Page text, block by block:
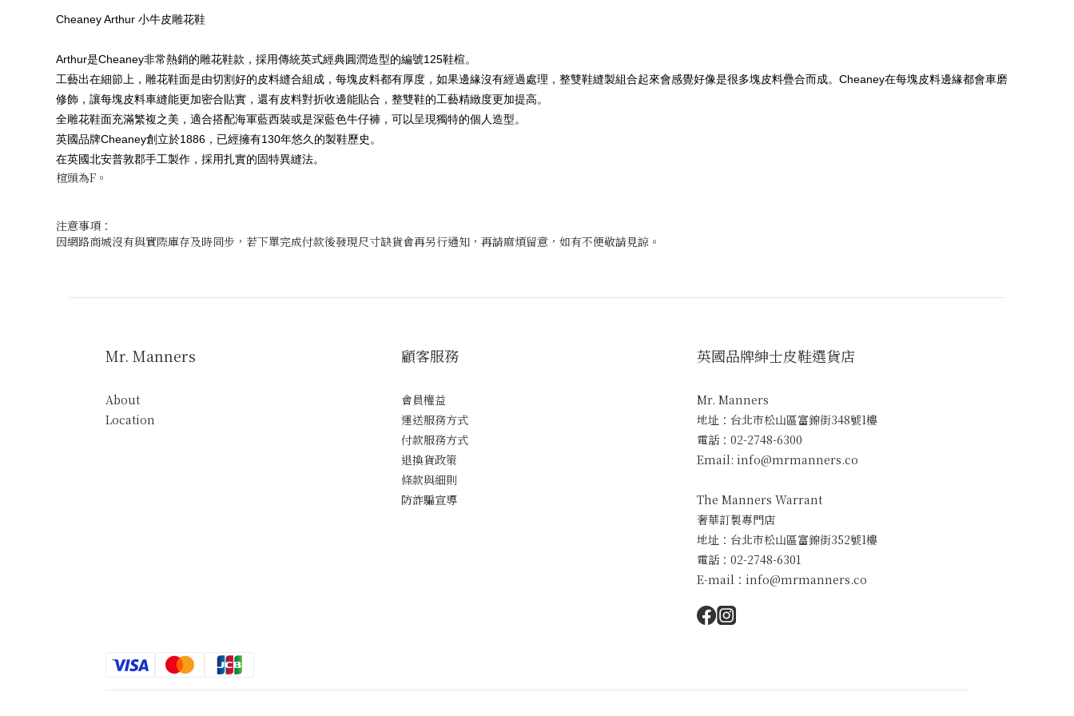
Cheaney Arthur 小牛皮雕花鞋
Arthur是Cheaney非常熱銷的雕花鞋款，採用傳統英式經典圓潤造型的編號125鞋楦。
工藝出在細節上，雕花鞋面是由切割好的皮料縫合組成，每塊皮料都有厚度，如果邊緣沒有經過處理，整雙鞋縫製組合起來會感覺好像是很多塊皮料疊合而成。Cheaney在每塊皮料邊緣都會車磨
修飾，讓每塊皮料車縫能更加密合貼實，還有皮料對折收邊能貼合，整雙鞋的工藝精緻度更加提高。
全雕花鞋面充滿繁複之美，適合搭配海軍藍西裝或是深藍色牛仔褲，可以呈現獨特的個人造型。
英國品牌Cheaney創立於1886，已經擁有130年悠久的製鞋歷史。
在英國北安普敦郡手工製作，採用扎實的固特異縫法。
楦頭為F。
注意事項：
因網路商城沒有與實際庫存及時同步，若下單完成付款後發現尺寸缺貨會再另行通知，再請麻煩留意，如有不便敬請見諒。
Mr. Manners
About
Location
顧客服務
會員權益
運送服務方式
付款服務方式
退換貨政策
條款與細則
防詐騙宣導
英國品牌紳士皮鞋選貨店
Mr. Manners
地址：台北市松山區富錦街348號1樓
電話：02-2748-6300
Email: info@mrmanners.co
The Manners Warrant
奢華訂製專門店
地址：台北市松山區富錦街352號1樓
電話：02-2748-6301
E-mail：info@mrmanners.co